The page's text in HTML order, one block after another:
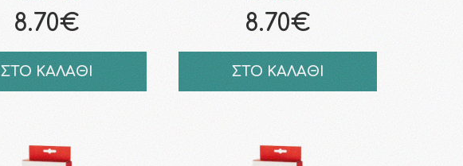
8.70€
ΣΤΟ ΚΑΛΑΘΙ
8.70€
ΣΤΟ ΚΑΛΑΘΙ